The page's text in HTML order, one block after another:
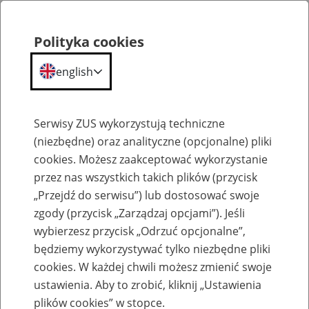
Komunikaty
Polityka cookies
english
Serwisy ZUS wykorzystują techniczne
(niezbędne) oraz analityczne (opcjonalne) pliki
cookies. Możesz zaakceptować wykorzystanie
przez nas wszystkich takich plików (przycisk
„Przejdź do serwisu”) lub dostosować swoje
zgody (przycisk „Zarządzaj opcjami”). Jeśli
wybierzesz przycisk „Odrzuć opcjonalne”,
będziemy wykorzystywać tylko niezbędne pliki
cookies. W każdej chwili możesz zmienić swoje
ustawienia. Aby to zrobić, kliknij „Ustawienia
plików cookies” w stopce.